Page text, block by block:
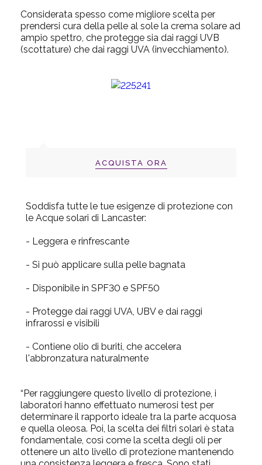
Considerata spesso come migliore scelta per
prendersi cura della pelle al sole la crema solare ad
ampio spettro, che protegge sia dai raggi UVB
(scottature) che dai raggi UVA (invecchiamento).
ACQUISTA ORA
Soddisfa tutte le tue esigenze di protezione con
le Acque solari di Lancaster:
- Leggera e rinfrescante
- Si può applicare sulla pelle bagnata
- Disponibile in SPF30 e SPF50
- Protegge dai raggi UVA, UBV e dai raggi
infrarossi e visibili
- Contiene olio di buriti, che accelera
l'abbronzatura naturalmente
“Per raggiungere questo livello di protezione, i
laboratori hanno effettuato numerosi test per
determinare il rapporto ideale tra la parte acquosa
e quella oleosa. Poi, la scelta dei filtri solari è stata
fondamentale, così come la scelta degli oli per
ottenere un alto livello di protezione mantenendo